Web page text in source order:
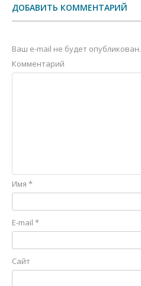
ДОБАВИТЬ КОММЕНТАРИЙ
Ваш e-mail не будет опубликован.
Комментарий
Имя *
E-mail *
Сайт